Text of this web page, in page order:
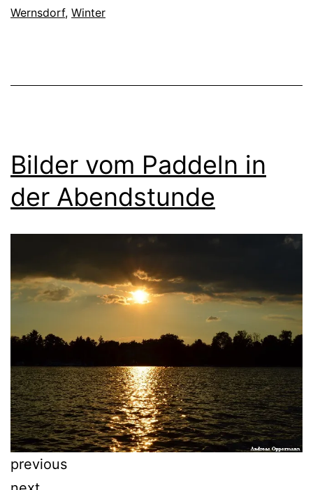
Wernsdorf, Winter
Bilder vom Paddeln in
der Abendstunde
previous